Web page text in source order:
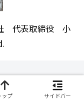
代表取締役 小
ップ サイドバー